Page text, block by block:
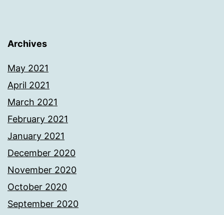
Archives
May 2021
April 2021
March 2021
February 2021
January 2021
December 2020
November 2020
October 2020
September 2020